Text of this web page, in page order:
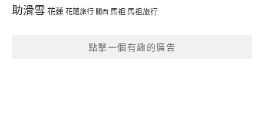
助滑雪 花蓮花蓮旅行 關西 馬祖 馬祖旅行
點擊一個有趣的廣告